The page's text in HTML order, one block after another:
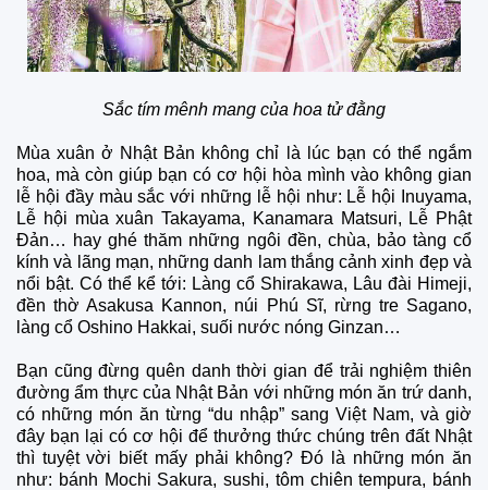
Sắc tím mênh mang của hoa tử đằng
Mùa xuân ở Nhật Bản không chỉ là lúc bạn có thể ngắm
hoa, mà còn giúp bạn có cơ hội hòa mình vào không gian
lễ hội đầy màu sắc với những lễ hội như: Lễ hội Inuyama,
Lễ hội mùa xuân Takayama, Kanamara Matsuri, Lễ Phật
Đản… hay ghé thăm những ngôi đền, chùa, bảo tàng cổ
kính và lãng mạn, những danh lam thắng cảnh xinh đẹp và
nổi bật. Có thể kể tới: Làng cổ Shirakawa, Lâu đài Himeji,
đền thờ Asakusa Kannon, núi Phú Sĩ, rừng tre Sagano,
làng cổ Oshino Hakkai, suối nước nóng Ginzan…
Bạn cũng đừng quên danh thời gian để trải nghiệm thiên
đường ẩm thực của Nhật Bản với những món ăn trứ danh,
có những món ăn từng “du nhập” sang Việt Nam, và giờ
đây bạn lại có cơ hội để thưởng thức chúng trên đất Nhật
thì tuyệt vời biết mấy phải không? Đó là những món ăn
như: bánh Mochi Sakura, sushi, tôm chiên tempura, bánh